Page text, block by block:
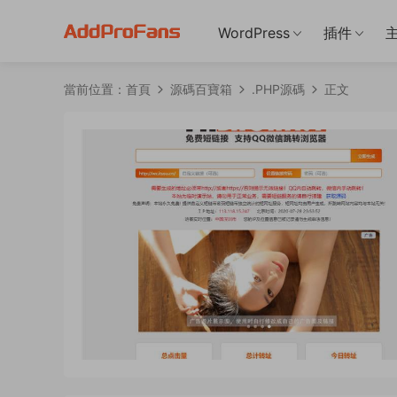
WordPress 插件
當前位置： 首頁 源碼百寶箱 .PHP源碼 正文